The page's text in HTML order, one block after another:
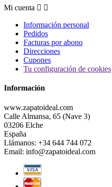
Mi cuenta  
Información personal
Pedidos
Facturas por abono
Direcciones
Cupones
Tu configuración de cookies
Información
www.zapatoideal.com
Calle Almansa, 65 (Nave 3)
03206 Elche
España
Llámanos: +34 644 744 072
Email: info@zapatoideal.com